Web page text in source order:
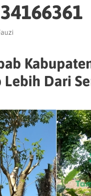
Lebih Dari